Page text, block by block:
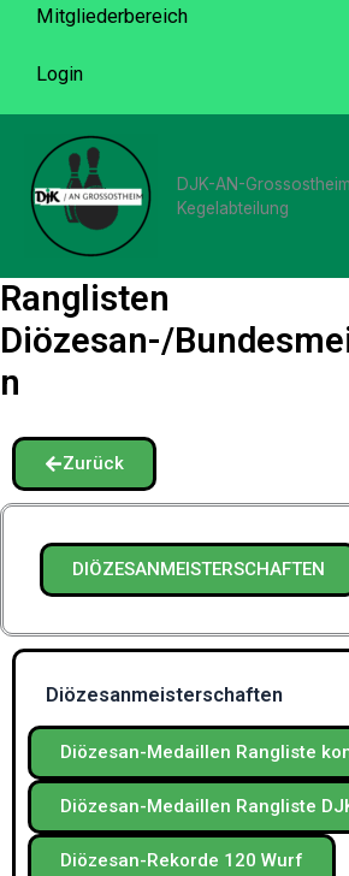
Zum
springen
Mitgliederbereich
Login
DJK-AN-
Kegelabteilung
Ranglisten
Diözesan-/
n
Zurück
DIÖZESANMEISTERSCHAFTEN
Diözesanmeisterschaften
Diözesan-Medaillen Rangliste
Diözesan-Medaillen Rangliste
Diözesan-Rekorde 120 Wurf